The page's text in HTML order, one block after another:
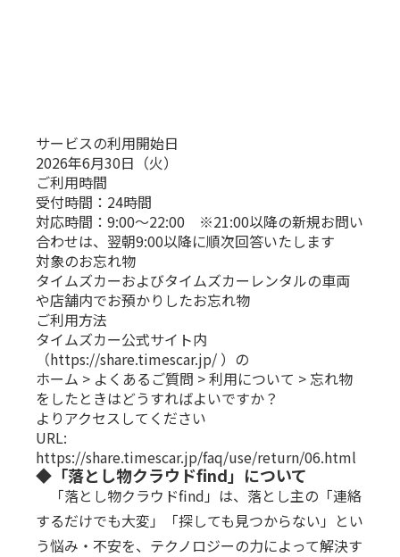
サービスの利用開始日
2026年6月30日（火）
ご利用時間
受付時間：24時間
対応時間：9:00～22:00 ※21:00以降の新規お問い
合わせは、翌朝9:00以降に順次回答いたします
対象のお忘れ物
タイムズカーおよびタイムズカーレンタルの車両
や店舗内でお預かりしたお忘れ物
ご利用方法
タイムズカー公式サイト内
（https://share.timescar.jp/ ）の
ホーム > よくあるご質問 > 利用について > 忘れ物
をしたときはどうすればよいですか？
よりアクセスしてください
URL:
https://share.timescar.jp/faq/use/return/06.html
◆「落とし物クラウドfind」について
「落とし物クラウドfind」は、落とし主の「連絡
するだけでも大変」「探しても見つからない」とい
う悩み・不安を、テクノロジーの力によって解決す